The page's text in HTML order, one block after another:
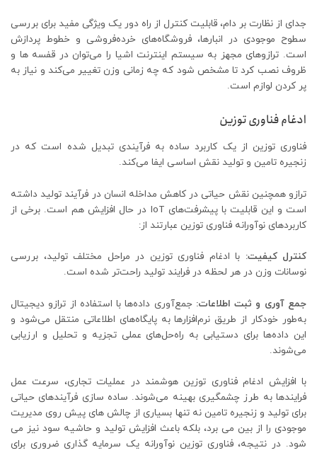
جدای از نظارت بر دام، قابلیت کنترل از راه دور یک ویژگی مفید برای بررسی
سطوح موجودی در انبارها، فروشگاه‌های خرده‌فروشی و خطوط پردازش
است. ترازوهای مجهز به سیستم اینترنت اشیا را می‌توان در قفسه ها و
ظروف نصب کرد تا مشخص شود که چه زمانی وزن تغییر می‌کند و نیاز به
پر کردن لوازم است.
ادغام فناوری توزین
فناوری توزین از یک کاربرد ساده به فرآیندی تبدیل شده است که در
زنجیره تامین و تولید نقش اساسی ایفا می‌کند.
ترازو همچنین نقش حیاتی در کاهش مداخله انسان در فرآیند تولید داشته
است و این قابلیت با پیشرفت‌های IoT در حال افزایش هم است. برخی از
کاربردهای نوآورانه فناوری توزین عبارتند از:
کنترل کیفیت: با ادغام فناوری توزین در مراحل مختلف تولید، بررسی
نوسانات وزن در هر لحظه در فرایند تولید راحت‌تر شده است.
جمع آوری و ثبت اطلاعات: جمع‌آوری داده‌ها با استفاده از ترازو دیجیتال
به‌طور خودکار از طریق نرم‌افزارها به پایگاه‌های اطلاعاتی منتقل می‌شود و
این داده‌ها برای دستیابی به راه‌حل‌های عملی تجزیه و تحلیل و ارزیابی
می‌شوند.
با افزایش ادغام فناوری توزین هوشمند در عملیات تجاری، سرعت عمل
فرایندها به طرز چشمگیری بهینه می‌شوند. ساده سازی فرآیندهای حیاتی
برای تولید و زنجیره تامین نه تنها بسیاری از چالش های پیش روی مدیریت
موجودی را از بین می برد، بلکه باعث افزایش تولید و حاشیه سود نیز می
شود. در نتیجه، فناوری توزین نوآورانه یک سرمایه گذاری ضروری برای